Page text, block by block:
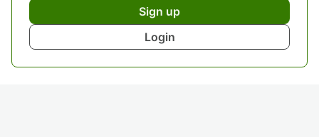
Sign up
Login